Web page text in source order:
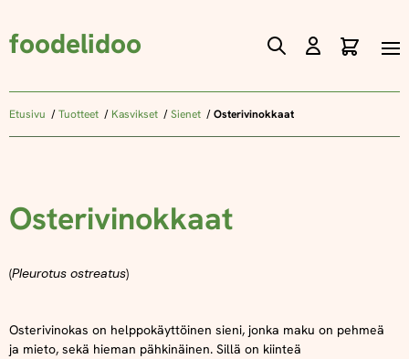
foodelidoo
Skip
Content
Etusivu Tuotteet Kasvikset Sienet Osterivinokkaat
Osterivinokkaat
(Pleurotus ostreatus)
Osterivinokas on helppokäyttöinen sieni, jonka maku on pehmeä
ja mieto, sekä hieman pähkinäinen. Sillä on kiinteä